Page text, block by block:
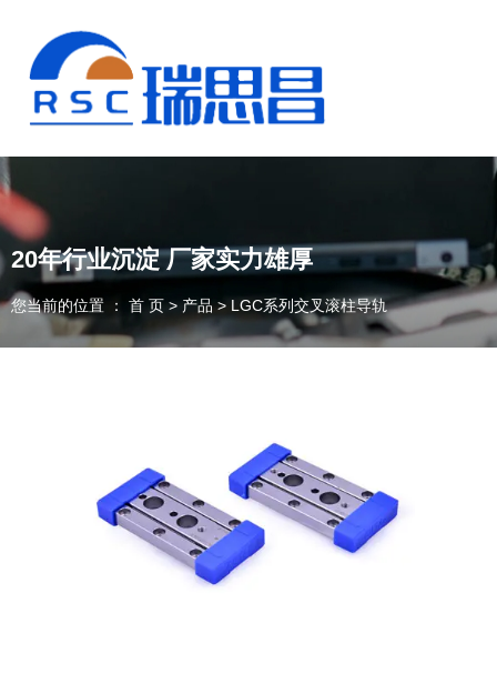
20年行业沉淀 厂家实力雄厚
您当前的位置 ： 首 页 > 产品 > LGC系列交叉滚柱导轨